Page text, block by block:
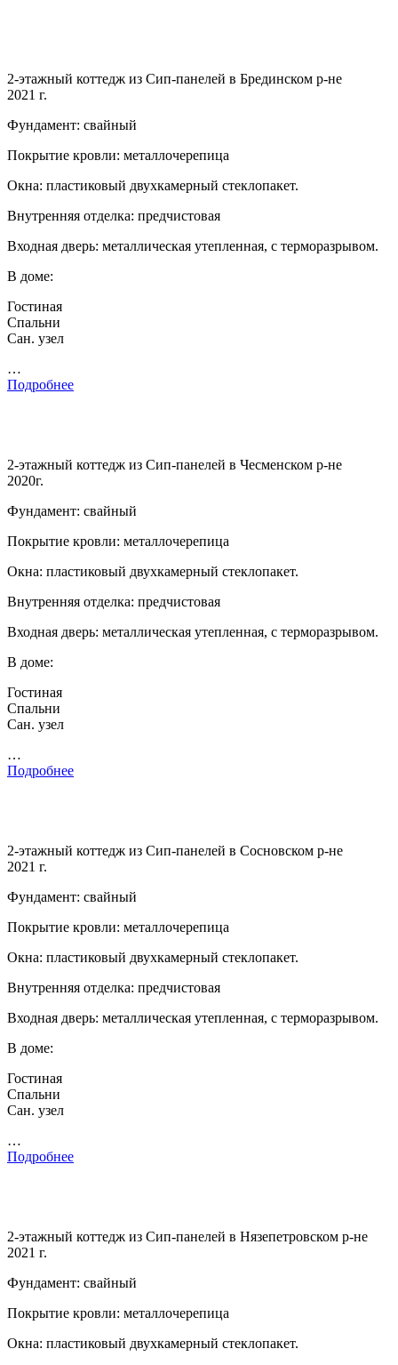
2-этажный коттедж из Сип-панелей в Брединском р-не
2021 г.
Фундамент: свайный
Покрытие кровли: металлочерепица
Окна: пластиковый двухкамерный стеклопакет.
Внутренняя отделка: предчистовая
Входная дверь: металлическая утепленная, с терморазрывом.
В доме:
Гостиная
Спальни
Сан. узел
…
Подробнее
2-этажный коттедж из Сип-панелей в Чесменском р-не
2020г.
Фундамент: свайный
Покрытие кровли: металлочерепица
Окна: пластиковый двухкамерный стеклопакет.
Внутренняя отделка: предчистовая
Входная дверь: металлическая утепленная, с терморазрывом.
В доме:
Гостиная
Спальни
Сан. узел
…
Подробнее
2-этажный коттедж из Сип-панелей в Сосновском р-не
2021 г.
Фундамент: свайный
Покрытие кровли: металлочерепица
Окна: пластиковый двухкамерный стеклопакет.
Внутренняя отделка: предчистовая
Входная дверь: металлическая утепленная, с терморазрывом.
В доме:
Гостиная
Спальни
Сан. узел
…
Подробнее
2-этажный коттедж из Сип-панелей в Нязепетровском р-не
2021 г.
Фундамент: свайный
Покрытие кровли: металлочерепица
Окна: пластиковый двухкамерный стеклопакет.